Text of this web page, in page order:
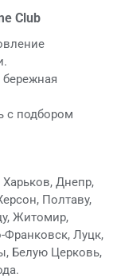
Club
с подбором
Днепр,
Полтаву,
Житомир,
Луцк,
Белую Церковь,